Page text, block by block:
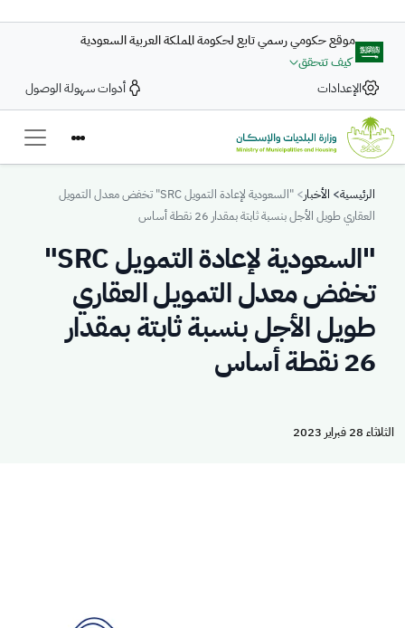
موقع حكومي رسمي تابع لحكومة المملكة العربية السعودية
كيف تتحقق
الإعدادات
أدوات سهولة الوصول
Breadcrumb
الرئيسية الأخبار
"السعودية لإعادة التمويل SRC" تخفض معدل التمويل
العقاري طويل الأجل بنسبة ثابتة بمقدار 26 نقطة أساس
"السعودية لإعادة التمويل SRC"
تخفض معدل التمويل العقاري
طويل الأجل بنسبة ثابتة بمقدار
26 نقطة أساس
الثلاثاء 28 فبراير 2023